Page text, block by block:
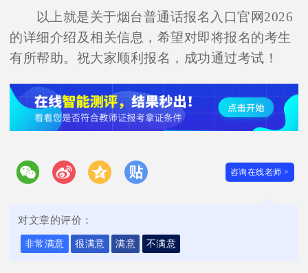
以上就是关于烟台普通话报名入口官网2026
的详细介绍及相关信息，希望对即将报名的考生
有所帮助。祝大家顺利报名，成功通过考试！
咨询在线老师 >
对文章的评价：
非常满意 很满意 满意 不满意